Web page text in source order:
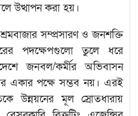
উত্থাপন করা হয়।
সম্প্রসারণ ও জনশক্তি
পদক্ষেপগুলো তুলে ধরে
জনবল/কর্মীর অভিবাসন
একার পক্ষে সম্ভব নয়। এরই
উন্নয়নের মূল স্রোতধারায়